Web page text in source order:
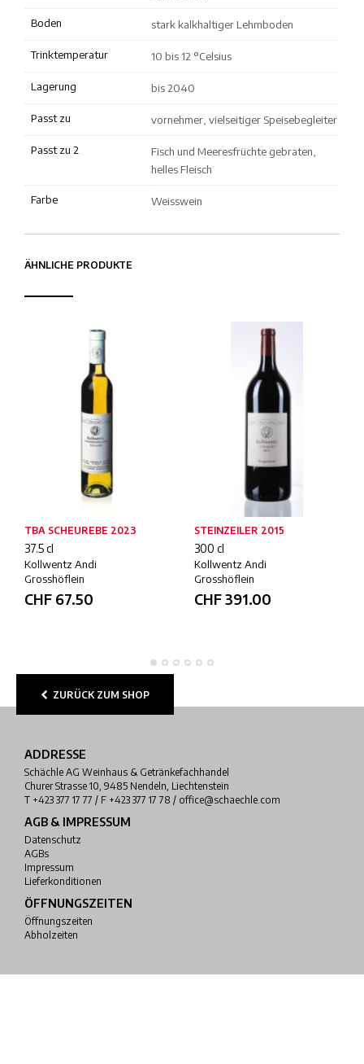
Boden stark kalkhaltiger Lehmboden
Trinktemperatur 10 bis 12 °Celsius
Lagerung bis 2040
Passt zu vornehmer, vielseitiger Speisebegleiter
Passt zu 2
Fisch und Meeresfrüchte gebraten,
helles Fleisch
Farbe Weisswein
ÄHNLICHE PRODUKTE
TBA SCHEUREBE 2023
37.5 cl
Kollwentz Andi
Grosshöflein
CHF 67.50
STEINZEILER 2015
300 cl
Kollwentz Andi
Grosshöflein
CHF391.00
ZURÜCK ZUM SHOP
ADDRESSE
Schächle AG Weinhaus & Getränkefachhandel
Churer Strasse 10, 9485 Nendeln, Liechtenstein
T +423 377 17 77 / F +423 377 17 78 / office@schaechle.com
AGB & IMPRESSUM
Datenschutz
AGBs
Impressum
Lieferkonditionen
ÖFFNUNGSZEITEN
Öffnungszeiten
Abholzeiten